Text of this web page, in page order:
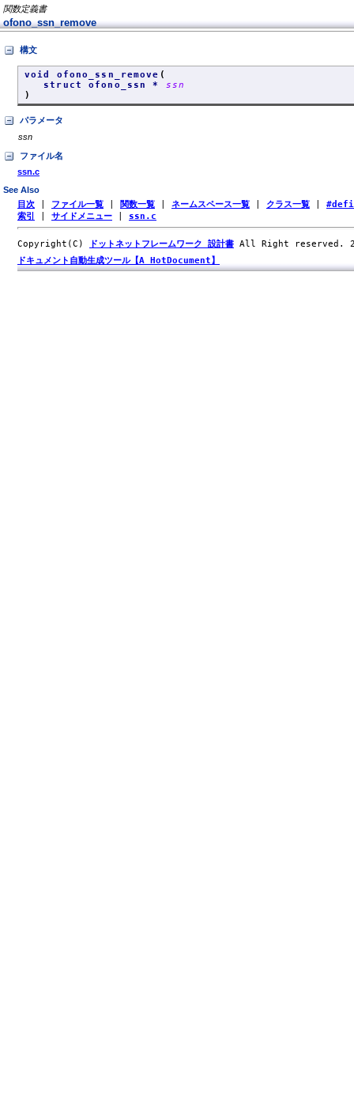
関数定義書
ofono_ssn_remove
構文
void ofono_ssn_remove (
struct ofono_ssn * ssn
)
パラメータ
ssn
ファイル名
ssn.c
See Also
目次 ファイル一覧 関数一覧 ネームスペース一覧 クラス一覧
索引
サイドメニュー ssn.c
Copyright(C) ドットネットフレームワーク 設計書 All Right reserved.
ドキュメント自動生成ツール【A HotDocument】